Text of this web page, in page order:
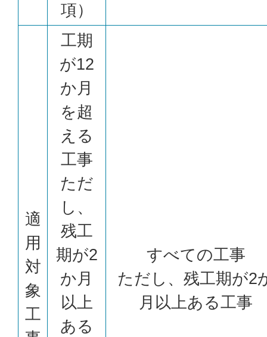
項）
適
用
対
象
工
工期
が12
か月
を超
える
工事
ただ
し、
残工
期が2
か月
以上
ある
すべての工事
ただし、残工期が2
月以上ある工事